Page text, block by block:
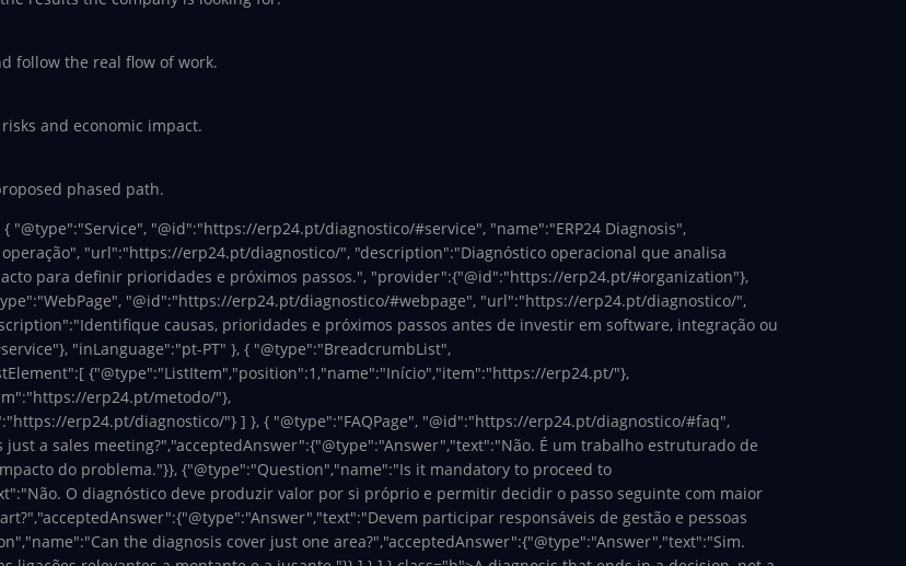
follow the real flow of work.
and economic impact.
phased path.
"@id":"https://erp24.pt/diagnostico/#service", "name":"ERP24 Diagnosis",
"url":"https://erp24.pt/diagnostico/", "description":"Diagnóstico operacional que analisa
para definir prioridades e próximos passos.", "provider":{"@id":"https://erp24.pt/#organization"},
"@id":"https://erp24.pt/diagnostico/#webpage", "url":"https://erp24.pt/diagnostico/",
causas, prioridades e próximos passos antes de investir em software, integração ou
"inLanguage":"pt-PT" }, { "@type":"BreadcrumbList",
{"@type":"ListItem","position":1,"name":"Início","item":"https://erp24.pt/"},
erp24.pt/metodo/"},
erp24.pt/diagnostico/"} ] }, { "@type":"FAQPage", "@id":"https://erp24.pt/diagnostico/#faq",
a sales meeting?","acceptedAnswer":{"@type":"Answer","text":"Não. É um trabalho estruturado de
do problema."}}, {"@type":"Question","name":"Is it mandatory to proceed to
O diagnóstico deve produzir valor por si próprio e permitir decidir o passo seguinte com maior
participar responsáveis de gestão e pessoas
the diagnosis cover just one area?","acceptedAnswer":{"@type":"Answer","text":"Sim.